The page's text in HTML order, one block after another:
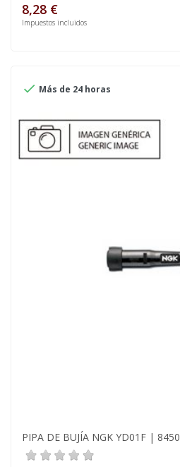
8,28 €
Impuestos incluidos
 Más de 24 horas
PIPA DE BUJÍA NGK YD01F | 8450